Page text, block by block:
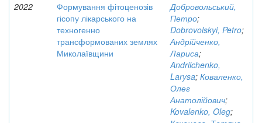
2022
Формування фітоценозів
гісопу лікарського на
техногенно
трансформованих землях
Миколаївщини
Добровольський,
Петро;
Dobrovolskyi, Petro;
Андрійченко,
Лариса;
Andriichenko,
Larysa; Коваленко,
Олег
Анатолійович;
Kovalenko, Oleg;